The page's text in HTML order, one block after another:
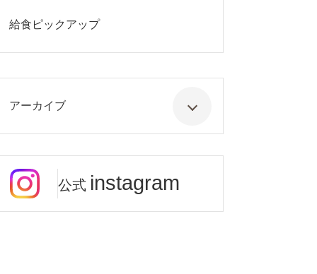
給食ピックアップ
アーカイブ
公式 instagram